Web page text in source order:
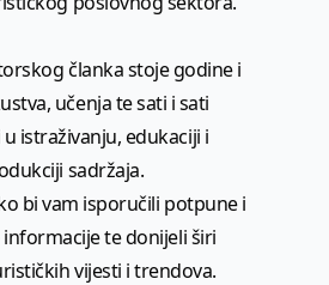
članka stoje godine i
učenja te sati i sati
istraživanju, edukaciji i
sadržaja.
bi vam isporučili potpune i
te donijeli širi
vijesti i trendova.